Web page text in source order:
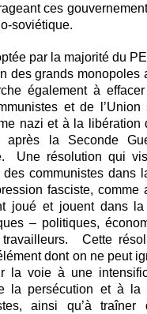
ces
soviétique.
par la majorité du
des grands monopoles
également à
et de
nazi et à la libération
après la Seconde
Une résolution qui
communistes dans
fasciste, comme
joué et jouent dans la
– politiques,
Cette
dont on ne peut
la voie à une
la persécution et à la
ainsi qu’à traîner